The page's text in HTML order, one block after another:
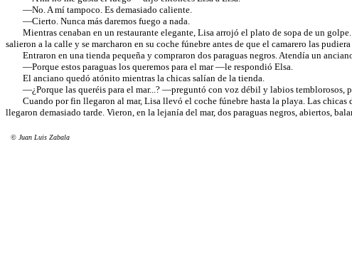
—No. A mí tampoco. Es demasiado caliente.
—Cierto. Nunca más daremos fuego a nada.
Mientras cenaban en un restaurante elegante, Lisa arrojó el plato de sopa de un
salieron a la calle y se marcharon en su coche fúnebre antes de que el camarero las pudiera
Entraron en una tienda pequeña y compraron dos paraguas negros. Atendía un
—Porque estos paraguas los queremos para el mar —le respondió Elsa.
El anciano quedó atónito mientras la chicas salían de la tienda.
—¿Porque las queréis para el mar...? —preguntó con voz débil y labios temblorosos,
Cuando por fin llegaron al mar, Lisa llevó el coche fúnebre hasta la playa. Las chicas
llegaron demasiado tarde. Vieron, en la lejanía del mar, dos paraguas negros, abiertos,
© Juan Luis Zabala